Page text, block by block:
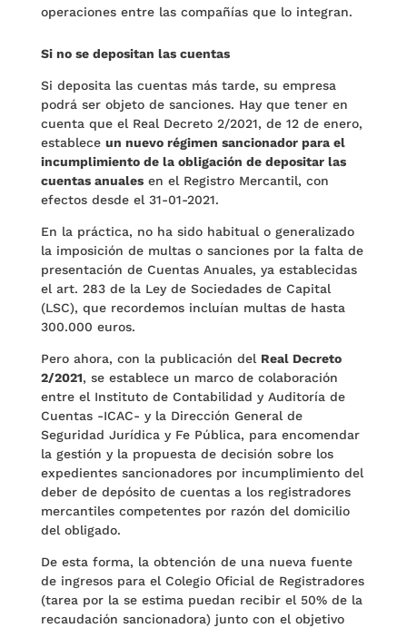
operaciones entre las compañías que lo integran.
Si no se depositan las cuentas
Si deposita las cuentas más tarde, su empresa
podrá ser objeto de sanciones. Hay que tener en
cuenta que el Real Decreto 2/2021, de 12 de enero,
establece un nuevo régimen sancionador para el
incumplimiento de la obligación de depositar las
cuentas anualesen el Registro Mercantil, con
efectos desde el 31-01-2021.
En la práctica, no ha sido habitual o generalizado
la imposición de multas o sanciones por la falta de
presentación de Cuentas Anuales, ya establecidas
el art. 283 de la Ley de Sociedades de Capital
(LSC), que recordemos incluían multas de hasta
300.000 euros.
Pero ahora, con la publicación del Real Decreto
2/2021, se establece un marco de colaboración
entre el Instituto de Contabilidad y Auditoría de
Cuentas -ICAC- y la Dirección General de
Seguridad Jurídica y Fe Pública, para encomendar
la gestión y la propuesta de decisión sobre los
expedientes sancionadores por incumplimiento del
deber de depósito de cuentas a los registradores
mercantiles competentes por razón del domicilio
del obligado.
De esta forma, la obtención de una nueva fuente
de ingresos para el Colegio Oficial de Registradores
(tarea por la se estima puedan recibir el 50% de la
recaudación sancionadora) junto con el objetivo